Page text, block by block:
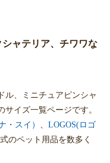
シャテリア、チワワな
ル、ミニチュアピンシャ
イズ一覧ページです。
・スイ）
LOGOS(ロゴ
のペット用品を数多く